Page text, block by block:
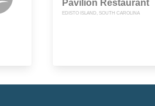
Pavilion Restaurant
EDISTO ISLAND, SOUTH CAROLINA